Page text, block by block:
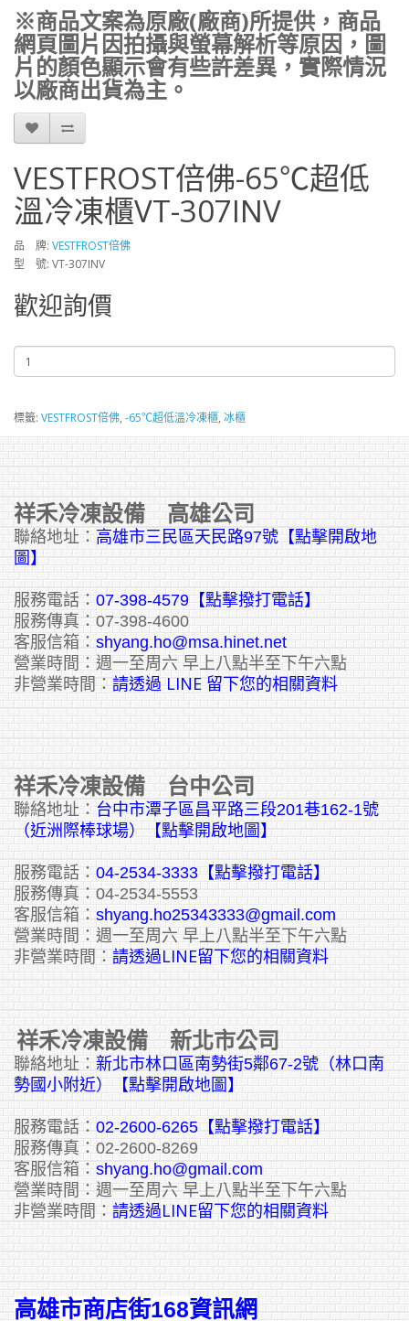
※商品文案為原廠(廠商)所提供，商品
網頁圖片因拍攝與螢幕解析等原因，圖
片的顏色顯示會有些許差異，實際情況
以廠商出貨為主。
VESTFROST倍佛-65℃超低
溫冷凍櫃VT-307INV
品 牌: VESTFROST倍佛
型 號: VT-307INV
歡迎詢價
標籤: VESTFROST倍佛, -65℃超低溫冷凍櫃, 冰櫃
祥禾冷凍設備 高雄公司
聯絡地址： 高雄市三民區天民路97號【點擊開啟地
圖】
服務電話： 07-398-4579【點擊撥打電話】
服務傳真：07-398-4600
客服信箱： shyang.ho@msa.hinet.net
營業時間：週一至周六 早上八點半至下午六點
非營業時間： 請透過 LINE 留下您的相關資料
祥禾冷凍設備 台中公司
聯絡地址： 台中市潭子區昌平路三段201巷162-1號
（近洲際棒球場）【點擊開啟地圖】
服務電話： 04-2534-3333 【點擊撥打電話】
服務傳真：04-2534-5553
客服信箱： shyang.ho25343333@gmail.com
營業時間：週一至周六 早上八點半至下午六點
非營業時間： 請透過LINE留下您的相關資料
祥禾冷凍設備 新北市公司
聯絡地址： 新北市林口區南勢街5鄰67-2號（林口南
勢國小附近）【點擊開啟地圖】
服務電話： 02-2600-6265 【點擊撥打電話】
服務傳真：02-2600-8269
客服信箱： shyang.ho@gmail.com
營業時間：週一至周六 早上八點半至下午六點
非營業時間： 請透過LINE留下您的相關資料
高雄市商店街168資訊網